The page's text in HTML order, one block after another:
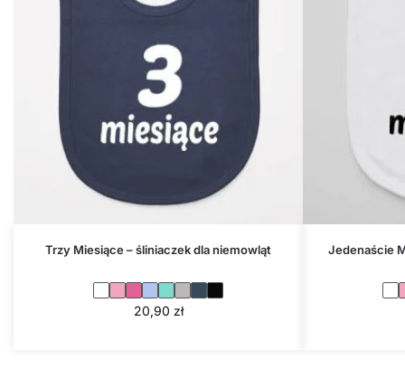
Trzy Miesiące – śliniaczek dla niemowląt
20,90 zł
Jedenaście